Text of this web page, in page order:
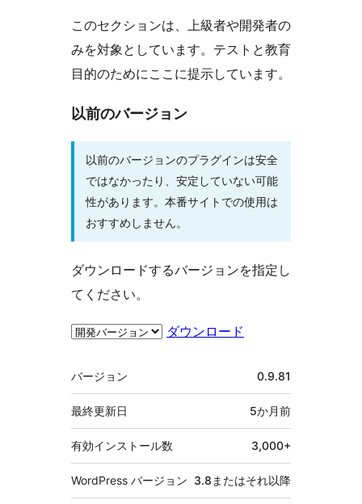
このセクションは、上級者や開発者の
みを対象としています。テストと教育
目的のためにここに提示しています。
以前のバージョン
以前のバージョンのプラグインは安全
ではなかったり、安定していない可能
性があります。本番サイトでの使用は
おすすめしません。
ダウンロードするバージョンを指定し
てください。
ダウンロード
メ
タ
バージョン 0.9.81
最終更新日 5か月前
有効インストール数 3,000+
WordPress バージョン 3.8またはそれ以降